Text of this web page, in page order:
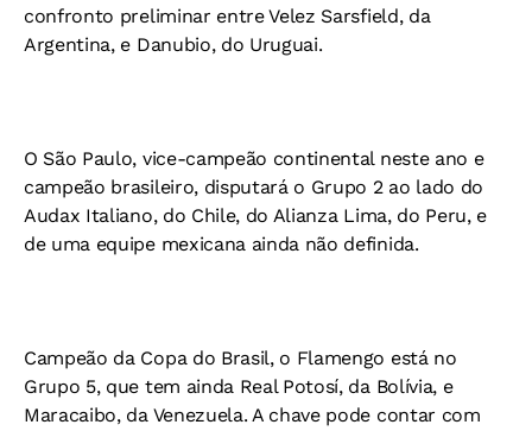
confronto preliminar entre Velez Sarsfield, da
Argentina, e Danubio, do Uruguai.
O São Paulo, vice-campeão continental neste ano e
campeão brasileiro, disputará o Grupo 2 ao lado do
Audax Italiano, do Chile, do Alianza Lima, do Peru, e
de uma equipe mexicana ainda não definida.
Campeão da Copa do Brasil, o Flamengo está no
Grupo 5, que tem ainda Real Potosí, da Bolívia, e
Maracaibo, da Venezuela. A chave pode contar com